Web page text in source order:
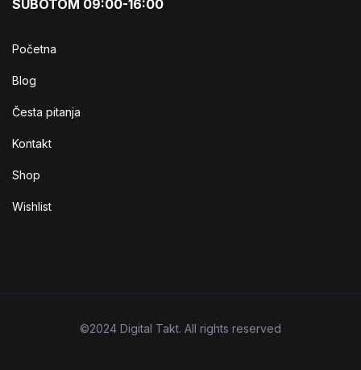
SUBOTOM 09:00-16:00
Početna
Blog
Česta pitanja
Kontakt
Shop
Wishlist
©2024 Digital Takt. All rights reserved